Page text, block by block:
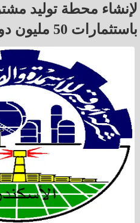
لإنشاء محطة توليد
باستثمارات 50 مليون دولار